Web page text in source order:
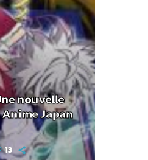
nouvelle
Japan
13